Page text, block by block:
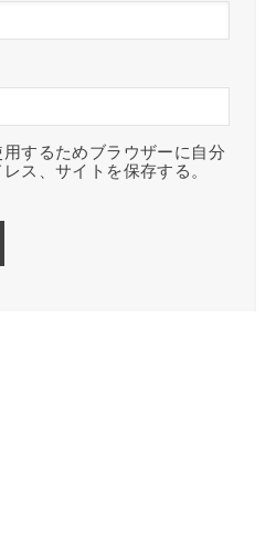
するためブラウザーに自分
ス、サイトを保存する。